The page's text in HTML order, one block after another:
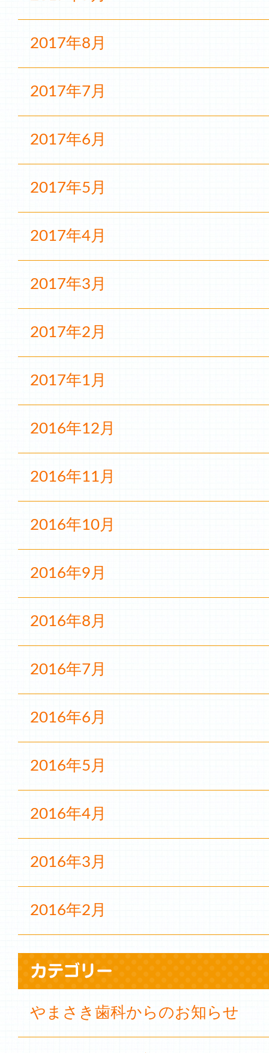
2017年8月
2017年7月
2017年6月
2017年5月
2017年4月
2017年3月
2017年2月
2017年1月
2016年12月
2016年11月
2016年10月
2016年9月
2016年8月
2016年7月
2016年6月
2016年5月
2016年4月
2016年3月
2016年2月
やまさき歯科からのお知らせ